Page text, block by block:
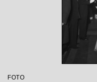
FOTO